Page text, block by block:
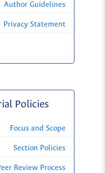
Author Guidelines
Privacy Statement
Policies
Focus and Scope
Section Policies
Review Process